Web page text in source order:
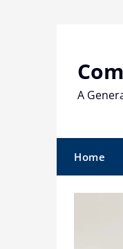
A
Home